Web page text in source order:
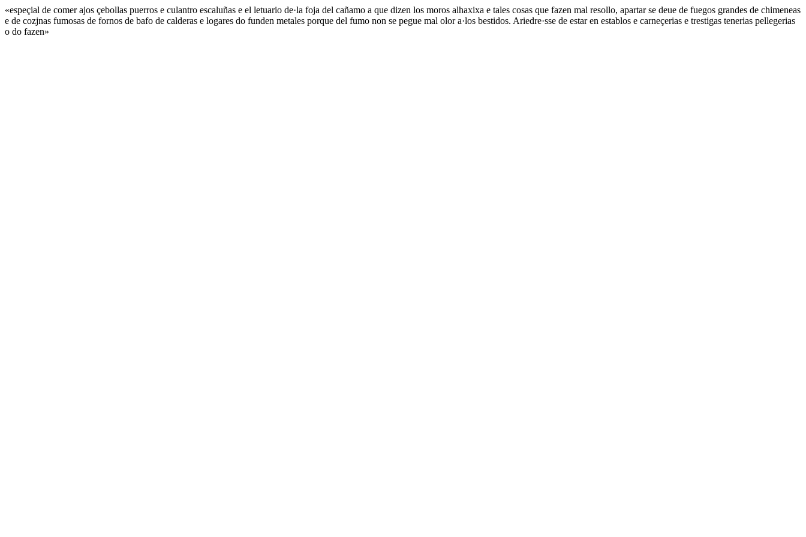
«espeçial de comer ajos çebollas puerros e culantro escaluñas e el letuario de·la foja del cañamo a que dizen los moros alhaxixa e tales cosas que fazen mal resollo, apartar se deue de fuegos grandes de chimeneas
e de cozjnas fumosas de fornos de bafo de calderas e logares do funden metales porque del fumo non se pegue mal olor a·los bestidos. Ariedre·sse de estar en establos e carneçerias e trestigas tenerias pellegerias
o do fazen»